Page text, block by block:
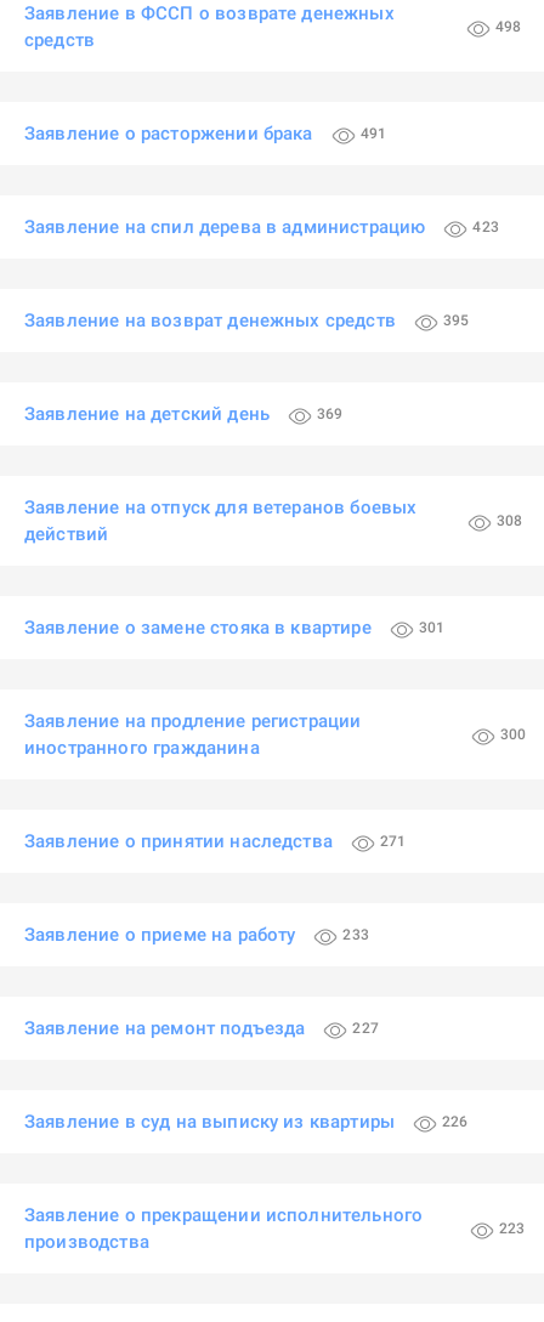
Заявление в ФССП о возврате денежных
средств
498
Заявление о расторжении брака 491
Заявление на спил дерева в администрацию 423
Заявление на возврат денежных средств 395
Заявление на детский день 369
Заявление на отпуск для ветеранов боевых
действий
308
Заявление о замене стояка в квартире 301
Заявление на продление регистрации
иностранного гражданина
300
Заявление о принятии наследства 271
Заявление о приеме на работу 233
Заявление на ремонт подъезда 227
Заявление в суд на выписку из квартиры 226
Заявление о прекращении исполнительного
производства
223